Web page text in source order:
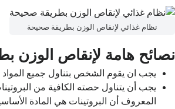
نظام غذائي لإنقاص الوزن بطريقة صحيحة
نصائح هامة لإنقاص الوزن
يجب ان يقوم الشخص بتناول جميع المواد
يجب أن يتناول حصته الكافية من
المعروف أن البروتينات هي المادة